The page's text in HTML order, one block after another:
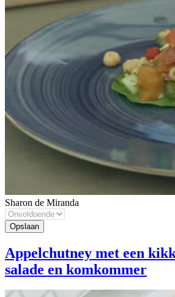
Sharon de Miranda
Appelchutney met een
salade en komkommer